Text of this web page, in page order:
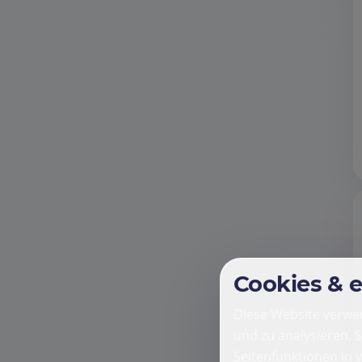
Cookies &
Diese Website
und zu
Seitenfunktionen